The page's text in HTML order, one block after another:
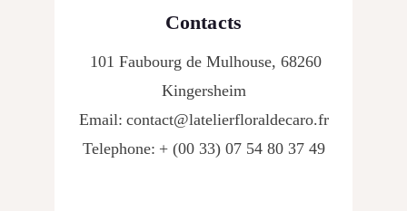
Contacts
101 Faubourg de Mulhouse, 68260
Kingersheim
Email: contact@latelierfloraldecaro.fr
Telephone: + (00 33) 07 54 80 37 49